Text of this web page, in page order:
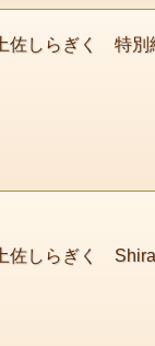
佐しらぎく 特
佐しらぎく